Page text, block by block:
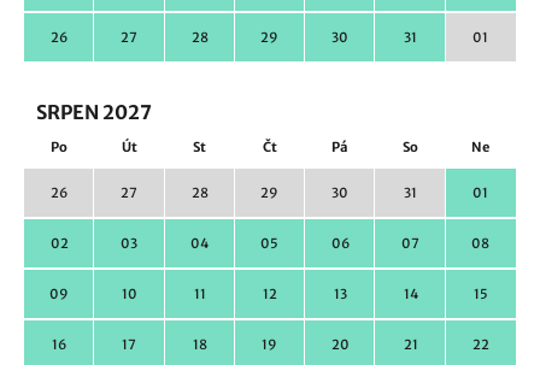
26 27 28 29 30 31 01
SRPEN 2027
Po Út St Čt Pá So Ne
26 27 28 29 30 31 01
02 03 04 05 06 07 08
09 10 11 12 13 14 15
16 17 18 19 20 21 22